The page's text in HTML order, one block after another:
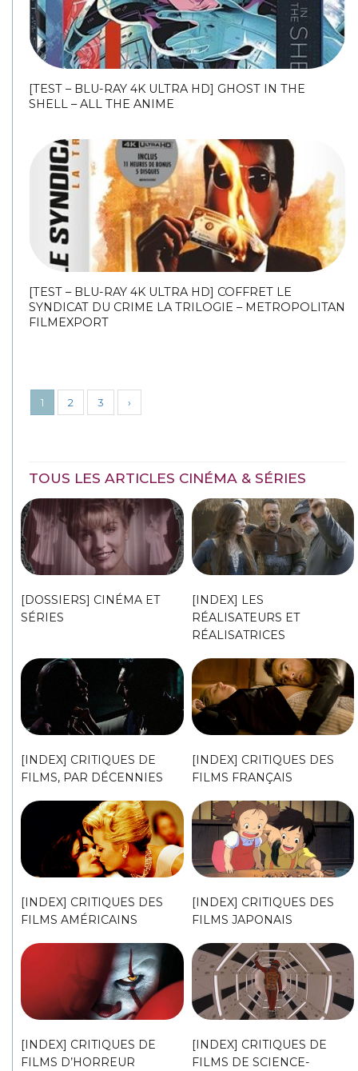
[TEST – BLU-RAY 4K ULTRA HD] GHOST IN THE
SHELL – ALL THE ANIME
[TEST – BLU-RAY 4K ULTRA HD] COFFRET LE
SYNDICAT DU CRIME LA TRILOGIE – METROPOLITAN
FILMEXPORT
1 2 3 ›
TOUS LES ARTICLES CINÉMA & SÉRIES
[DOSSIERS] CINÉMA ET
SÉRIES
[INDEX] LES
RÉALISATEURS ET
RÉALISATRICES
[INDEX] CRITIQUES DE
FILMS, PAR DÉCENNIES
[INDEX] CRITIQUES DES
FILMS FRANÇAIS
[INDEX] CRITIQUES DES
FILMS AMÉRICAINS
[INDEX] CRITIQUES DES
FILMS JAPONAIS
[INDEX] CRITIQUES DE
FILMS D’HORREUR
[INDEX] CRITIQUES DE
FILMS DE SCIENCE-